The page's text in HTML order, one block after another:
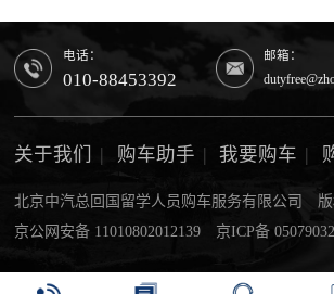
电话：
010-88453392
邮箱：
关于我们 | 购车助手 | 我要购车 |
北京中汽总回国留学人员购车服务有限公司
京公网安备 11010802012139 京ICP备